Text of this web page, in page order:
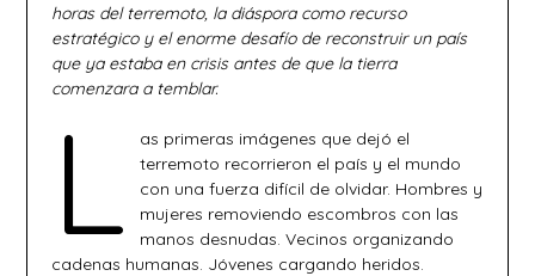
horas del terremoto, la diáspora como recurso
estratégico y el enorme desafío de reconstruir un país
que ya estaba en crisis antes de que la tierra
comenzara a temblar.
L
as primeras imágenes que dejó el
terremoto recorrieron el país y el mundo
con una fuerza difícil de olvidar. Hombres y
mujeres removiendo escombros con las
manos desnudas. Vecinos organizando
cadenas humanas. Jóvenes cargando heridos.